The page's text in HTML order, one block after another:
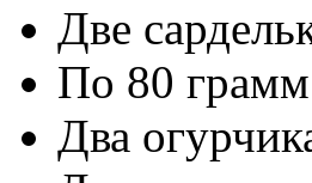
Две
По 80
Два